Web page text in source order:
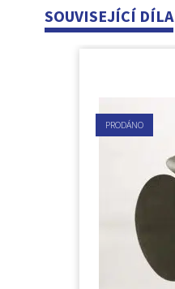
SOUVISEJÍCÍ DÍLA
PRODÁNO